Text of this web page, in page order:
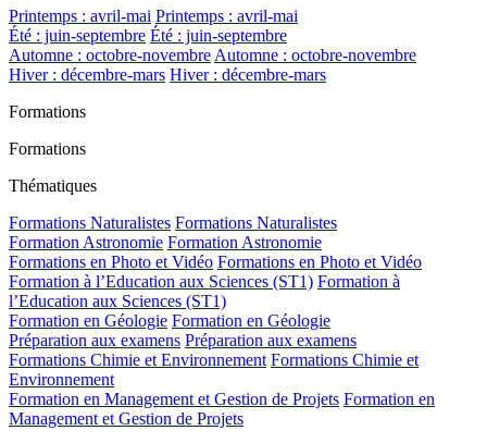
Printemps : avril-mai Printemps : avril-mai
Été : juin-septembre Été : juin-septembre
Automne : octobre-novembreAutomne : octobre-novembre
Hiver : décembre-mars Hiver : décembre-mars
Formations
Formations
Thématiques
Formations Naturalistes Formations Naturalistes
Formation Astronomie Formation Astronomie
Formations en Photo et Vidéo Formations en Photo et Vidéo
Formation à l’Education aux Sciences (ST1) Formation à
l’Education aux Sciences (ST1)
Formation en Géologie Formation en Géologie
Préparation aux examens Préparation aux examens
Formations Chimie et Environnement Formations Chimie et
Environnement
Formation en Management et Gestion de Projets Formation en
Management et Gestion de Projets